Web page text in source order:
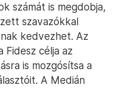
számát is megdobja,
szavazókkal
kedvezhet. Az
célja az
is mozgósítsa a
A Medián